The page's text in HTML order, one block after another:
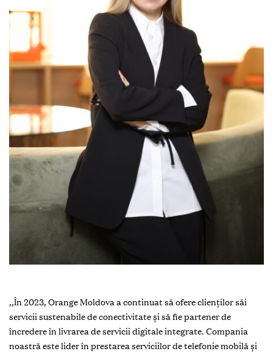
,,În 2023, Orange Moldova a continuat să ofere clienților săi
servicii sustenabile de conectivitate și să fie partener de
încredere în livrarea de servicii digitale integrate. Compania
noastră este lider în prestarea serviciilor de telefonie mobilă și